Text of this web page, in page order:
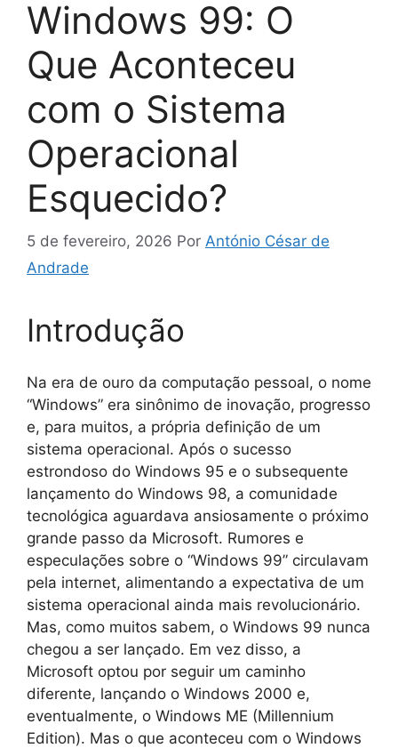
Windows 99: O
Que Aconteceu
com o Sistema
Operacional
Esquecido?
5 de fevereiro, 2026 Por António César de
Andrade
Introdução
Na era de ouro da computação pessoal, o nome
“Windows” era sinônimo de inovação, progresso
e, para muitos, a própria definição de um
sistema operacional. Após o sucesso
estrondoso do Windows 95 e o subsequente
lançamento do Windows 98, a comunidade
tecnológica aguardava ansiosamente o próximo
grande passo da Microsoft. Rumores e
especulações sobre o “Windows 99” circulavam
pela internet, alimentando a expectativa de um
sistema operacional ainda mais revolucionário.
Mas, como muitos sabem, o Windows 99 nunca
chegou a ser lançado. Em vez disso, a
Microsoft optou por seguir um caminho
diferente, lançando o Windows 2000 e,
eventualmente, o Windows ME (Millennium
Edition). Mas o que aconteceu com o Windows